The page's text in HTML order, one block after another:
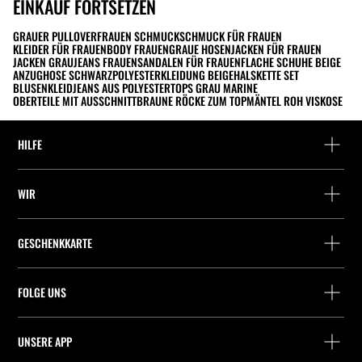
EINKAUF FORTSETZEN
GRAUER PULLOVERFRAUEN SCHMUCKSCHMUCK FÜR FRAUEN
KLEIDER FÜR FRAUENBODY FRAUENGRAUE HOSENJACKEN FÜR FRAUEN
JACKEN GRAUJEANS FRAUENSANDALEN FÜR FRAUENFLACHE SCHUHE BEIGE
ANZUGHOSE SCHWARZPOLYESTERKLEIDUNG BEIGEHALSKETTE SET
BLUSENKLEIDJEANS AUS POLYESTERTOPS GRAU MARINE
OBERTEILE MIT AUSSCHNITTBRAUNE RÖCKE ZUM TOPMÄNTEL ROH VISKOSE
HILFE
Wo befindet sich deine Bestellung gerade?
Packstation-Finder
Präferenz-Cookies
WIR
Unternehmen
Company Profile
GESCHENKKARTE
Kauf einer Geschenkkarte
FOLGE UNS
UNSERE APP